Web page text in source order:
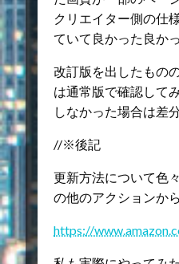
クリエイター側の仕
ていて良かった良かっ
改訂版を出したもの
は通常版で確認して
しなかった場合は差
//※後記
更新方法について色
の他のアクションか
https://